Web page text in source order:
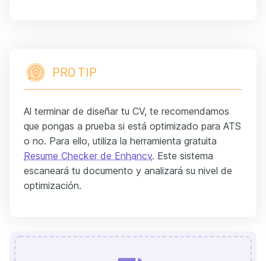
PRO TIP
Al terminar de diseñar tu CV, te recomendamos
que pongas a prueba si está optimizado para ATS
o no. Para ello, utiliza la herramienta gratuita
Resume Checker de Enhancv. Este sistema
escaneará tu documento y analizará su nivel de
optimización.